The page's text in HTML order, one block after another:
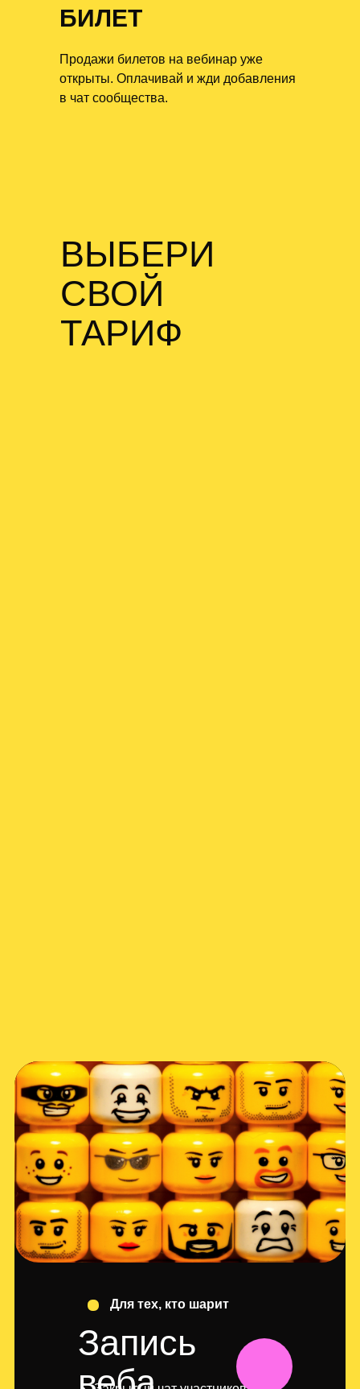
Продажи билетов на вебинар уже
открыты. Оплачивай и жди добавления
в чат сообщества.
БИЛЕТ
ВЫБЕРИ
СВОЙ
ТАРИФ
Для тех, кто шарит
Запись